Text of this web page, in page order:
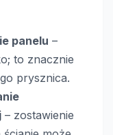
panelu –
to znacznie
prysznica.
– zostawienie